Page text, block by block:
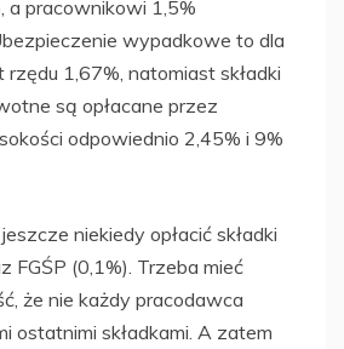
a pracownikowi 1,5%
wypadkowe to dla
1,67%, natomiast składki
są opłacane przez
odpowiednio 2,45% i 9%
niekiedy opłacić składki
FGŚP (0,1%). Trzeba mieć
że nie każdy pracodawca
ostatnimi składkami. A zatem